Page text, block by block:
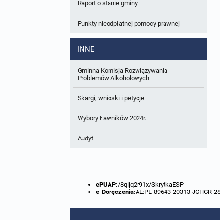
Raport o stanie gminy
Punkty nieodpłatnej pomocy prawnej
INNE
Gminna Komisja Rozwiązywania
Problemów Alkoholowych
Skargi, wnioski i petycje
Wybory Ławników 2024r.
Audyt
ePUAP:/8qljq2r91x/SkrytkaESP
e-Doręczenia:AE:PL-89643-20313-JCHCR-28